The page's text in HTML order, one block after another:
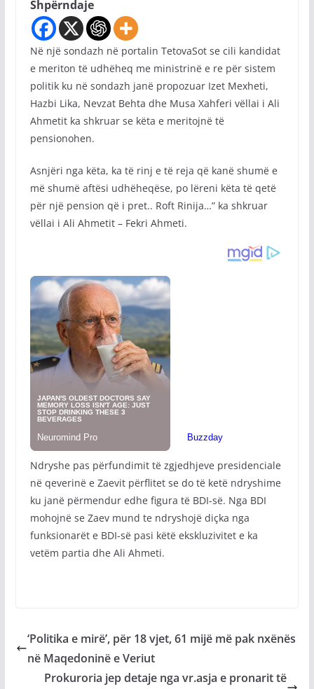
Shpërndaje
Në një sondazh në portalin TetovaSot se cili kandidat
e meriton të udhëheq me ministrinë e re për sistem
politik ku në sondazh janë propozuar Izet Mexheti,
Hazbi Lika, Nevzat Behta dhe Musa Xahferi vëllai i Ali
Ahmetit ka shkruar se këta e meritojnë të
pensionohen.
Asnjëri nga këta, ka të rinj e të reja që kanë shumë e
më shumë aftësi udhëheqëse, po lëreni këta të qetë
për një pension që i pret.. Roft Rinija…” ka shkruar
vëllai i Ali Ahmetit – Fekri Ahmeti.
Ndryshe pas përfundimit të zgjedhjeve presidenciale
në qeverinë e Zaevit përflitet se do të ketë ndryshime
ku janë përmendur edhe figura të BDI-së. Nga BDI
mohojnë se Zaev mund te ndryshojë diçka nga
funksionarët e BDI-së pasi këtë ekskluzivitet e ka
vetëm partia dhe Ali Ahmeti.
‘Politika e mirë’, për 18 vjet, 61 mijë më pak nxënës
në Maqedoninë e Veriut
Prokuroria jep detaje nga vr.asja e pronarit të